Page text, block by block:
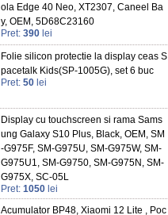
ola Edge 40 Neo, XT2307, Caneel Ba
y, OEM, 5D68C23160
Pret: 390 lei
Folie silicon protectie la display ceas S
pacetalk Kids(SP-1005G), set 6 buc
Pret: 50 lei
Display cu touchscreen si rama Sams
ung Galaxy S10 Plus, Black, OEM, SM
-G975F, SM-G975U, SM-G975W, SM-
G975U1, SM-G9750, SM-G975N, SM-
G975X, SC-05L
Pret: 1050 lei
Acumulator BP48, Xiaomi 12 Lite , Poc